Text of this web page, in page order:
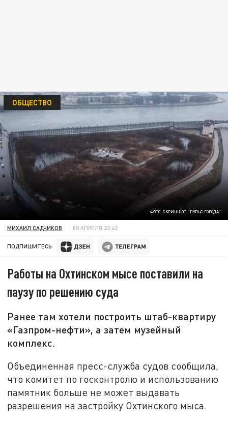
ФОТО: СКРИНШОТ "ПУЛЬС ГОРОДА"
ОБЩЕСТВО
МИХАИЛ САДЧИКОВ 08 АПРЕЛЯ 22:42
ПОДПИШИТЕСЬ:
Работы на Охтинском мысе поставили на
паузу по решению суда
Ранее там хотели построить штаб-квартиру
«Газпром-нефти», а затем музейный
комплекс.
Объединенная пресс-служба судов сообщила,
что комитет по госконтролю и использованию
памятник больше не может выдавать
разрешения на застройку Охтинского мыса.